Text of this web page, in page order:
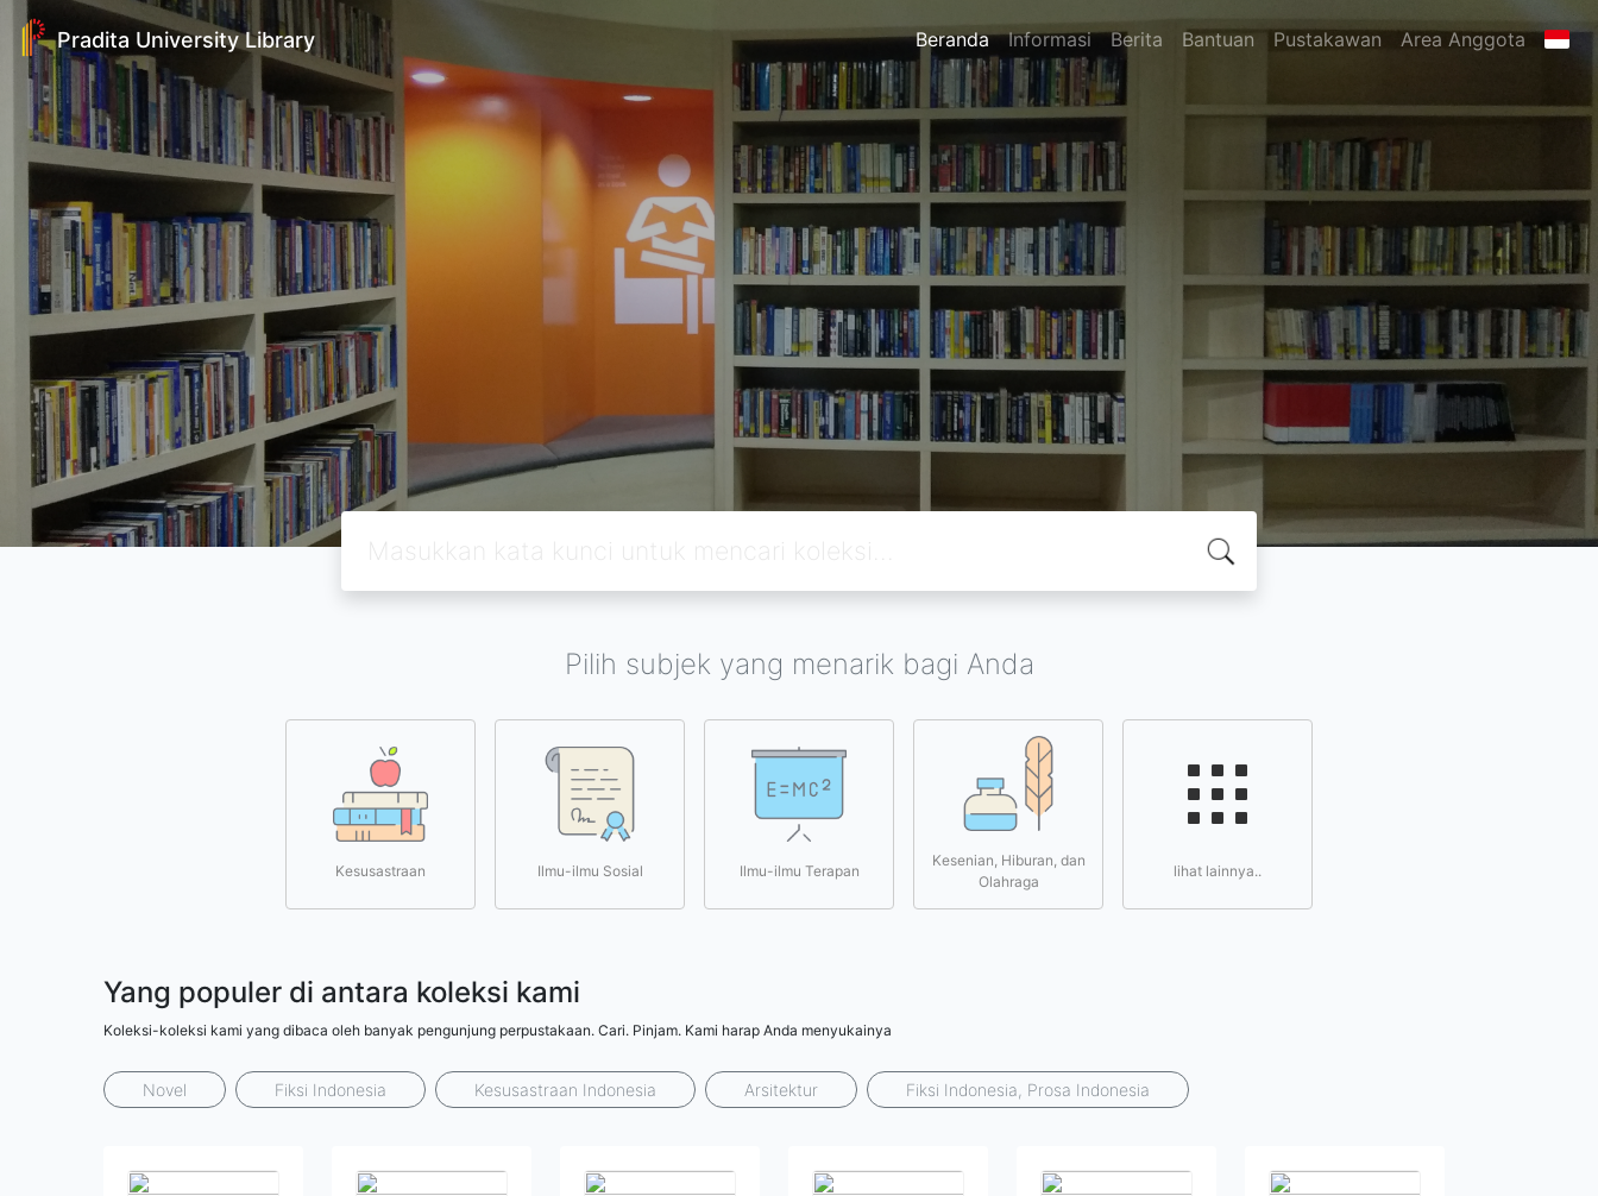
Pradita University Library Beranda Informasi Berita Bantuan Pustakawan Area Anggota
Pilih subjek yang menarik bagi Anda
Kesusastraan Ilmu-ilmu Sosial Ilmu-ilmu Terapan
Kesenian, Hiburan, dan
Olahraga
lihat lainnya..
Yang populer di antara koleksi kami
Koleksi-koleksi kami yang dibaca oleh banyak pengunjung perpustakaan. Cari. Pinjam. Kami harap Anda menyukainya
Novel Fiksi Indonesia Kesusastraan Indonesia Arsitektur Fiksi Indonesia, Prosa Indonesia